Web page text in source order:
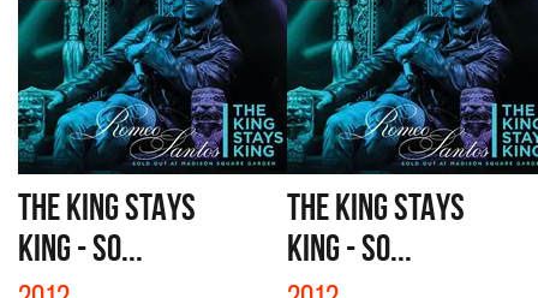
THE KING STAYS
KING - SO...
THE KING STAYS
KING - SO...